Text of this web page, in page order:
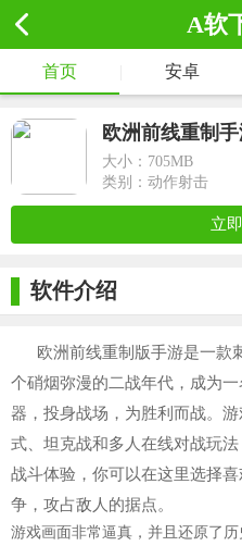
A软
首页 安卓
欧洲前线重制
大小： 705MB
类别：动作射击
立
软件介绍
欧洲前线重制版手游是一款
个硝烟弥漫的二战年代，成为
器，投身战场，为胜利而战。
式、坦克战和多人在线对战玩
战斗体验，你可以在这里选择
争，攻占敌人的据点。
游戏画面非常逼真，并且还原了